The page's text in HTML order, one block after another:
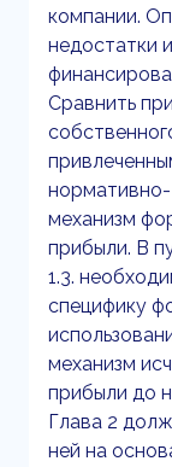
компании.
недостатки
Сравнить
механизм
прибыли. В
1.3.
специфику
механизм
прибыли до
Глава 2
ней на